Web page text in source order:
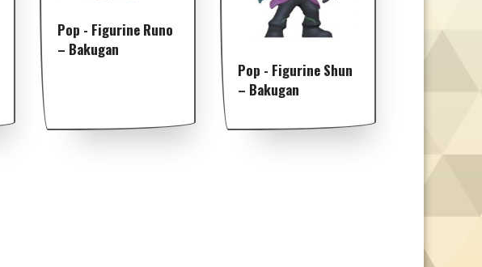
Pop - Figurine Runo
– Bakugan
Pop - Figurine Shun
– Bakugan